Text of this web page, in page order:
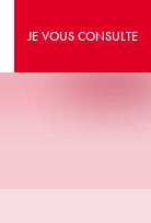
JE VOUS CONSULTE